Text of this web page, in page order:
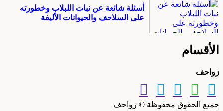
أسئلة شائعة عن نبات اللبلاب وخطورته
على السلاحف والحيوانات الأليفة
الأقسام
زواحف
جميع الحقوق محفوظة © زواحف